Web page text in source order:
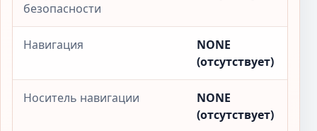
безопасности
Навигация
NONE
(отсутствует)
Носитель навигации
NONE
(отсутствует)